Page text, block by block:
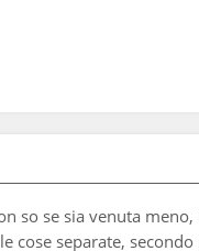
se sia venuta
cose separate, secondo